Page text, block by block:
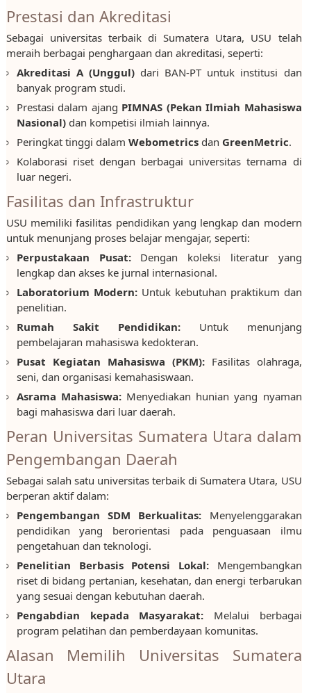
Prestasi dan Akreditasi
Sebagai universitas terbaik di Sumatera Utara, USU telah
meraih berbagai penghargaan dan akreditasi, seperti:
Akreditasi A (Unggul) dari BAN-PT untuk institusi dan
banyak program studi.
Prestasi dalam ajang PIMNAS (Pekan Ilmiah Mahasiswa
Nasional)dan kompetisi ilmiah lainnya.
Peringkat tinggi dalam Webometricsdan GreenMetric.
Kolaborasi riset dengan berbagai universitas ternama di
luar negeri.
Fasilitas dan Infrastruktur
USU memiliki fasilitas pendidikan yang lengkap dan modern
untuk menunjang proses belajar mengajar, seperti:
Perpustakaan Pusat:Dengan koleksi literatur yang
lengkap dan akses ke jurnal internasional.
Laboratorium Modern:Untuk kebutuhan praktikum dan
penelitian.
Rumah Sakit Pendidikan:Untuk menunjang
pembelajaran mahasiswa kedokteran.
Pusat Kegiatan Mahasiswa (PKM):Fasilitas olahraga,
seni, dan organisasi kemahasiswaan.
Asrama Mahasiswa: Menyediakan hunian yang nyaman
bagi mahasiswa dari luar daerah.
Peran Universitas Sumatera Utara dalam
Pengembangan Daerah
Sebagai salah satu universitas terbaik di Sumatera Utara, USU
berperan aktif dalam:
Pengembangan SDM Berkualitas: Menyelenggarakan
pendidikan yang berorientasi pada penguasaan ilmu
pengetahuan dan teknologi.
Penelitian Berbasis Potensi Lokal:Mengembangkan
riset di bidang pertanian, kesehatan, dan energi terbarukan
yang sesuai dengan kebutuhan daerah.
Pengabdian kepada Masyarakat: Melalui berbagai
program pelatihan dan pemberdayaan komunitas.
Alasan Memilih Universitas Sumatera
Utara